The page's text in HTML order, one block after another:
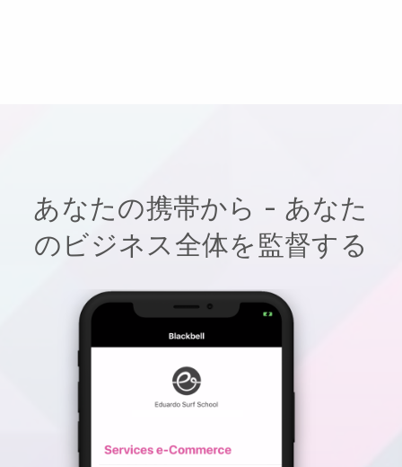
あなたの携帯から - あなた
のビジネス全体を監督する